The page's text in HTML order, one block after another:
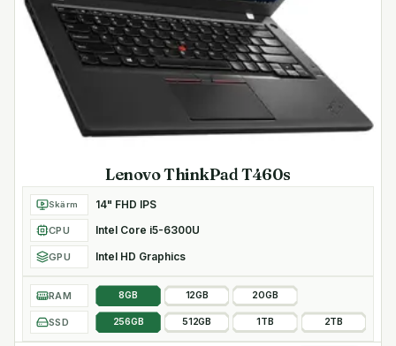
- Bakgrundsbelyst tangentbord med nordisk layout
- Windows 11 Pro operativsystem
- Plats för säkerhetslås
Lenovo ThinkPad T460s
Skärm 14" FHD IPS
CPU Intel Core i5-6300U
GPU Intel HD Graphics
RAM 8GB 12GB 20GB
SSD 256GB 512GB 1TB 2TB